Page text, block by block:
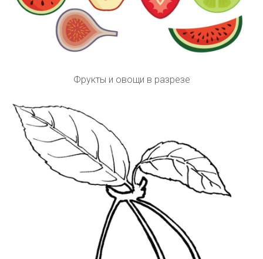
Фрукты и овощи в разрезе